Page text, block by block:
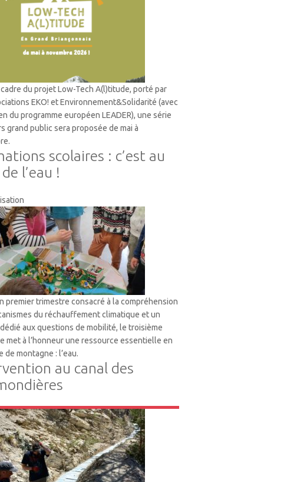
du projet Low-Tech A(l)titude, porté par
EKO! et Environnement&Solidarité (avec
du programme européen LEADER), une série
grand public sera proposée de mai à
scolaires : c’est au
l’eau !
premier trimestre consacré à la compréhension
du réchauffement climatique et un
aux questions de mobilité, le troisième
met à l’honneur une ressource essentielle en
de montagne : l’eau.
au canal des